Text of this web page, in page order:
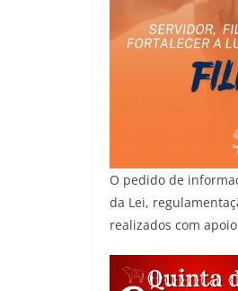
O pedido de
da Lei,
realizados com